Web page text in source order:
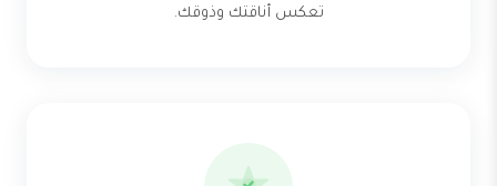
تعكس أناقتك وذوقك.